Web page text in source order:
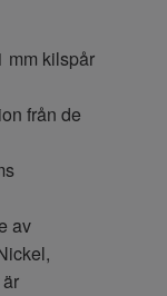
mm kilspår
från de
av